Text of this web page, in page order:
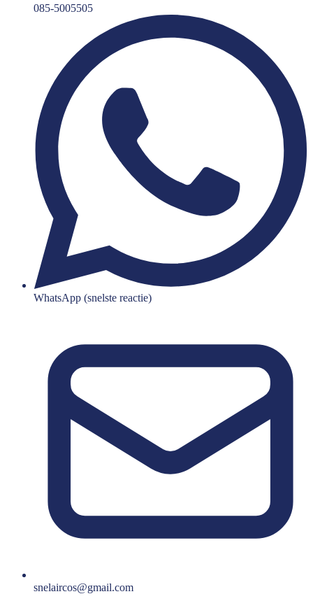
085-5005505
WhatsApp (snelste reactie)
snelaircos@gmail.com